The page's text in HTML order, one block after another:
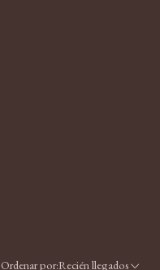
Ordenar por:Recién llegados